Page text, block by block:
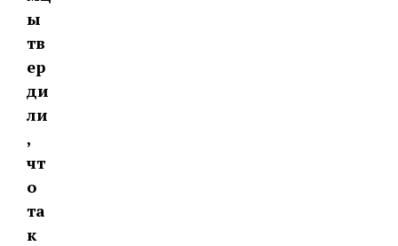
ы
тв
ер
ди
ли
,
чт
о
та
к